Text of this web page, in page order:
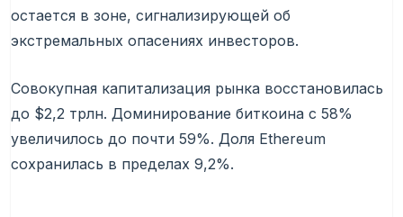
остается в зоне, сигнализирующей об
экстремальных опасениях инвесторов.
Совокупная капитализация рынка восстановилась
до $2,2 трлн. Доминирование биткоина с 58%
увеличилось до почти 59%. Доля Ethereum
сохранилась в пределах 9,2%.